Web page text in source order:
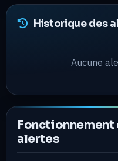
Historique des
Aucune
alertes